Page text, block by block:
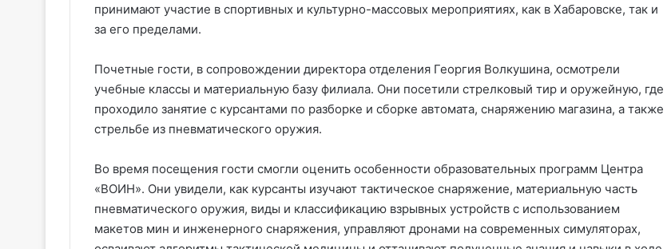
принимают участие в спортивных и культурно-массовых мероприятиях, как в Хабаровске, так и
за его пределами.
Почетные гости, в сопровождении директора отделения Георгия Волкушина, осмотрели
учебные классы и материальную базу филиала. Они посетили стрелковый тир и оружейную, где
проходило занятие с курсантами по разборке и сборке автомата, снаряжению магазина, а также
стрельбе из пневматического оружия.
Во время посещения гости смогли оценить особенности образовательных программ Центра
«ВОИН». Они увидели, как курсанты изучают тактическое снаряжение, материальную часть
пневматического оружия, виды и классификацию взрывных устройств с использованием
макетов мин и инженерного снаряжения, управляют дронами на современных симуляторах,